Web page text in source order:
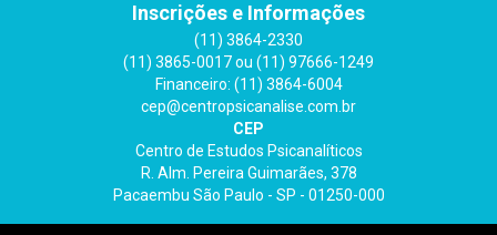
Inscrições e Informações
(11) 3864-2330
(11) 3865-0017 ou (11) 97666-1249
Financeiro: (11) 3864-6004
cep@centropsicanalise.com.br
CEP
Centro de Estudos Psicanalíticos
R. Alm. Pereira Guimarães, 378
Pacaembu São Paulo - SP - 01250-000